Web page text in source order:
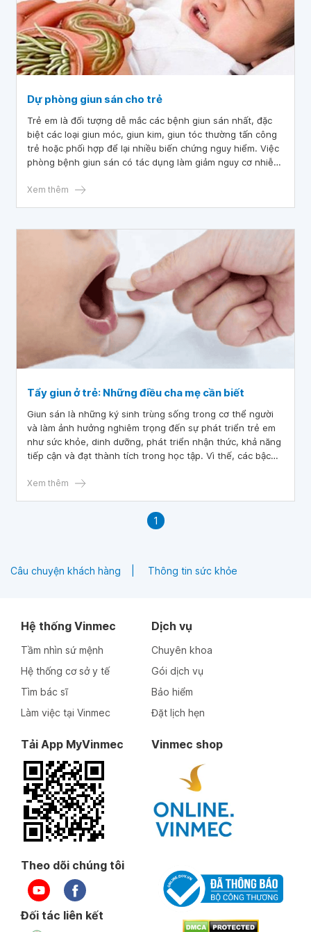
Dự phòng giun sán cho trẻ
Trẻ em là đối tượng dễ mắc các bệnh giun sán nhất, đặc
biệt các loại giun móc, giun kim, giun tóc thường tấn công
trẻ hoặc phối hợp để lại nhiều biến chứng nguy hiểm. Việc
phòng bệnh giun sán có tác dụng làm giảm nguy cơ nhiễm
sán gây ra.
Xem thêm
Tẩy giun ở trẻ: Những điều cha mẹ cần biết
Giun sán là những ký sinh trùng sống trong cơ thể người
và làm ảnh hưởng nghiêm trọng đến sự phát triển trẻ em
như sức khỏe, dinh dưỡng, phát triển nhận thức, khả năng
tiếp cận và đạt thành tích trong học tập. Vì thế, các bậc
khuyến cáo của Bộ Y tế thì cần thực hiện tẩy giun định kỳ
Xem thêm
1
Câu chuyện khách hàng Thông tin sức khỏe
Hệ thống Vinmec
Tầm nhìn sứ mệnh
Hệ thống cơ sở y tế
Tìm bác sĩ
Làm việc tại Vinmec
Dịch vụ
Chuyên khoa
Gói dịch vụ
Bảo hiểm
Đặt lịch hẹn
Tải App MyVinmec Vinmec shop
Theo dõi chúng tôi
Đối tác liên kết